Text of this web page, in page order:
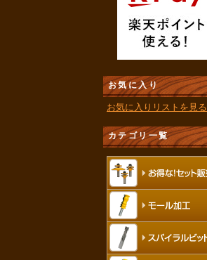
お気に入り
お気に入りリストを見る
カテゴリ一覧